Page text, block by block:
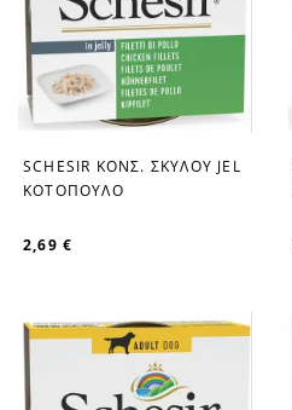
favorite_border
SCHESIR ΚΟΝΣ. ΣΚΥΛOY JEL
ΚΟΤΟΠΟΥΛΟ
2,69 €